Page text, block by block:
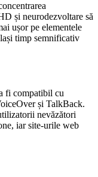
și neurodezvoltare să
ușor pe elementele
timp semnificativ
fi compatibil cu
și TalkBack.
nevăzători
iar site-urile web